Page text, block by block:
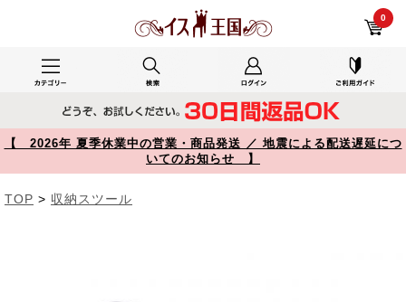
0
【 2026年 夏季休業中の営業・商品発送 ／ 地震による配送遅延につ
いてのお知らせ 】
TOP > 収納スツール